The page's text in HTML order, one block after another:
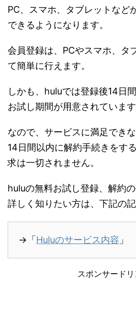
PC、スマホ、タブレットなど
できるようになります。
会員登録は、PCやスマホ、タ
て簡単に行えます。
しかも、huluでは登録後14日
お試し期間が用意されています
なので、サービスに満足でき
14日間以内に解約手続きをす
求は一切されません。
huluの無料お試し登録、解約
詳しく知りたい方は、下記の
→「Huluのサービス内容 」
スポンサードリ